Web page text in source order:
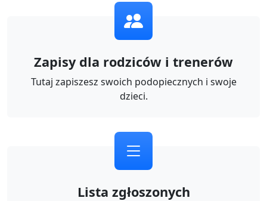
Zapisy dla rodziców i trenerów
Tutaj zapiszesz swoich podopiecznych i swoje
dzieci.
Lista zgłoszonych